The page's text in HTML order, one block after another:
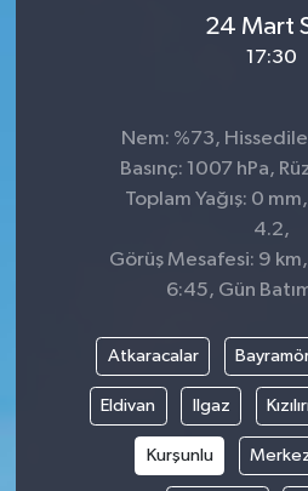
24 Mart
17:30
Nem: %73,
Basınç: 1007 hPa,
Toplam Yağış: 0
4.2,
Görüş Mesafesi: 9
6:45, Gün
Atkaracalar
Eldivan Ilgaz
Kurşunlu